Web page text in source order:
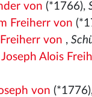
von (*1766),
Freiherr von
von ,
Joseph Alois
von